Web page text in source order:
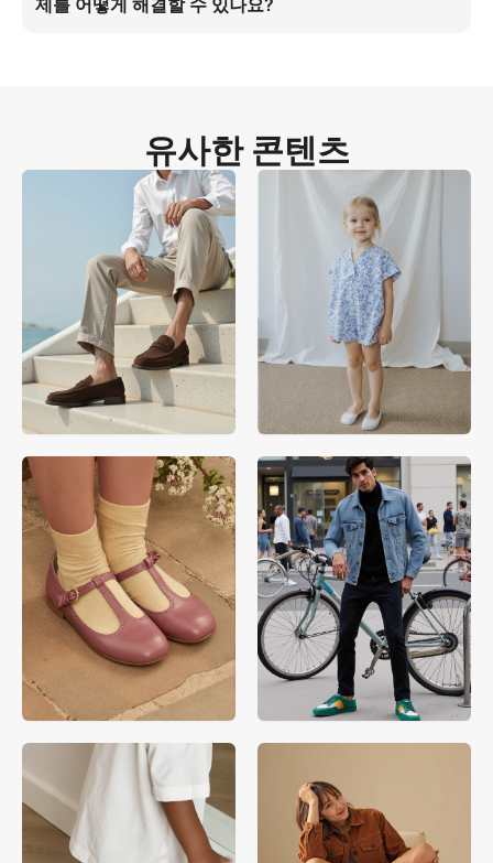
여름 컬렉션 구매 전환을 이끕니다.
제를 어떻게 해결할 수 있나요?
유사한 콘텐츠